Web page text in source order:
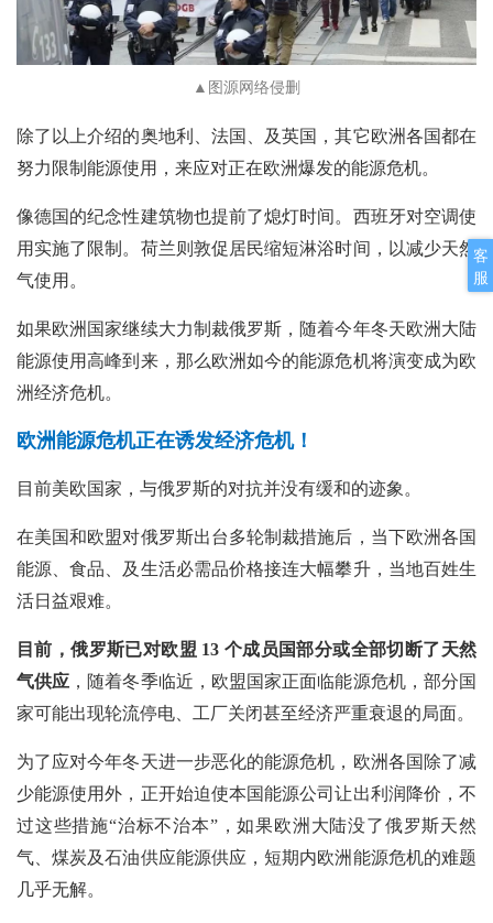
客
服
▲图源网络侵删
除了以上介绍的奥地利、法国、及英国，其它欧洲各国都在
努力限制能源使用，来应对正在欧洲爆发的能源危机。
像德国的纪念性建筑物也提前了熄灯时间。西班牙对空调使
用实施了限制。荷兰则敦促居民缩短淋浴时间，以减少天然
气使用。
如果欧洲国家继续大力制裁俄罗斯，随着今年冬天欧洲大陆
能源使用高峰到来，那么欧洲如今的能源危机将演变成为欧
洲经济危机。
欧洲能源危机正在诱发经济危机！
目前美欧国家，与俄罗斯的对抗并没有缓和的迹象。
在美国和欧盟对俄罗斯出台多轮制裁措施后，当下欧洲各国
能源、食品、及生活必需品价格接连大幅攀升，当地百姓生
活日益艰难。
目前，俄罗斯已对欧盟 13 个成员国部分或全部切断了天然
气供应 ，随着冬季临近，欧盟国家正面临能源危机，部分国
家可能出现轮流停电、工厂关闭甚至经济严重衰退的局面。
为了应对今年冬天进一步恶化的能源危机，欧洲各国除了减
少能源使用外，正开始迫使本国能源公司让出利润降价，不
过这些措施“治标不治本”，如果欧洲大陆没了俄罗斯天然
气、煤炭及石油供应能源供应，短期内欧洲能源危机的难题
几乎无解。